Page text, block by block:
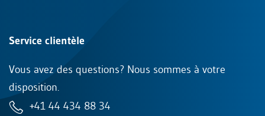
Service clientèle
Vous avez des questions? Nous sommes à votre
disposition.
+41 44 434 88 34